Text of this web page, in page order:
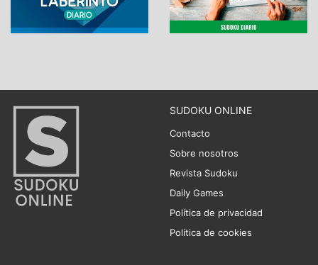
SUDOKU ONLINE
Contacto
Sobre nosotros
Revista Sudoku
Daily Games
Política de privacidad
Política de cookies